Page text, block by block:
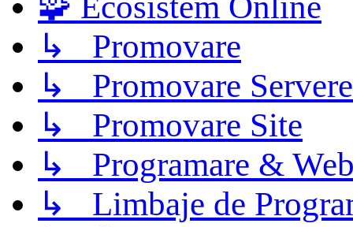
↳ Promovare
↳ Promovare Servere
↳ Promovare Site
↳ Programare &
↳ Limbaje de